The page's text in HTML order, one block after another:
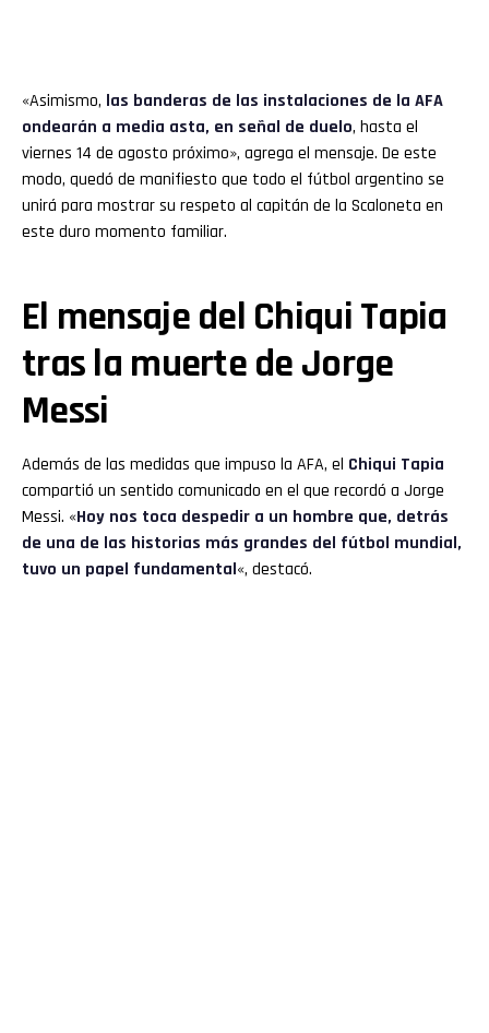
«Asimismo, las banderas de las instalaciones de la AFA
ondearán a media asta, en señal de duelo, hasta el
viernes 14 de agosto próximo», agrega el mensaje. De este
modo, quedó de manifiesto que todo el fútbol argentino se
unirá para mostrar su respeto al capitán de la Scaloneta en
este duro momento familiar.
El mensaje del Chiqui Tapia
tras la muerte de Jorge
Messi
Además de las medidas que impuso la AFA, el Chiqui Tapia
compartió un sentido comunicado en el que recordó a Jorge
Messi. «Hoy nos toca despedir a un hombre que, detrás
de una de las historias más grandes del fútbol mundial,
tuvo un papel fundamental«, destacó.